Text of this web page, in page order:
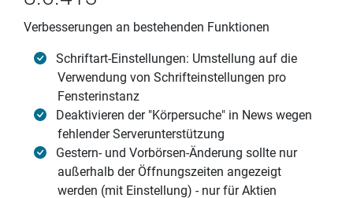
Verbesserungen an bestehenden Funktionen
Schriftart-Einstellungen: Umstellung auf die
Verwendung von Schrifteinstellungen pro
Fensterinstanz
Deaktivieren der "Körpersuche" in News wegen
fehlender Serverunterstützung
Gestern- und Vorbörsen-Änderung sollte nur
außerhalb der Öffnungszeiten angezeigt
werden (mit Einstellung) - nur für Aktien